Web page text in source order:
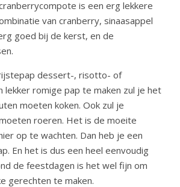
is een erg lekkere
van cranberry, sinaasappel
goed bij de kerst, en de
dessert-, risotto- of
lekker romige pap te maken zul je het
moeten koken. Ook zul je
roeren. Het is de moeite
op te wachten. Dan heb je een
En het is dus een heel eenvoudig
de feestdagen is het wel fijn om
gerechten te maken.